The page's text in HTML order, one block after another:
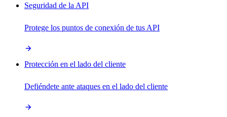
Seguridad de la API
Protege los puntos de conexión de tus API
Protección en el lado del cliente
Defiéndete ante ataques en el lado del cliente